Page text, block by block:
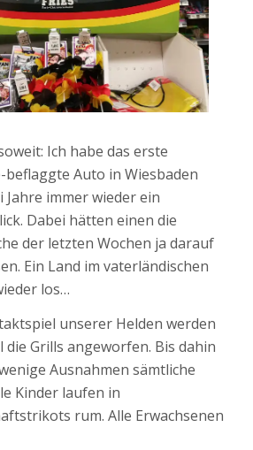
Ich habe das erste
Auto in Wiesbaden
Jahre immer wieder ein
Dabei hätten einen die
der letzten Wochen ja darauf
Ein Land im vaterländischen
los…
unserer Helden werden
Grills angeworfen. Bis dahin
Ausnahmen sämtliche
Kinder laufen in
rum. Alle Erwachsenen